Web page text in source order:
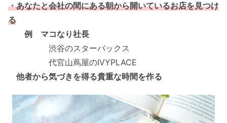
・あなたと会社の間にある朝から開いているお店を見つけ
る
例 マコなり社長
渋谷のスターバックス
代官山蔦屋のIVYPLACE
他者から気づきを得る貴重な時間を作る